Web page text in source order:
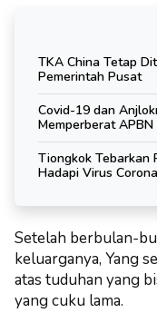
TKA China Tetap
Pemerintah Pusat
Covid-19 dan
Memperberat APBN
Tiongkok Tebarkan
Hadapi Virus Corona
Setelah berbulan-
keluarganya, Yang
atas tuduhan yang
yang cuku lama.